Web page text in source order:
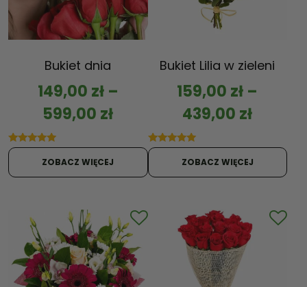
Bukiet dnia
149,00 zł–
599,00 zł
Oceniono
ZOBACZ WIĘCEJ
Bukiet Lilia w zieleni
159,00 zł –
439,00 zł
Oceniono
ZOBACZ WIĘCEJ